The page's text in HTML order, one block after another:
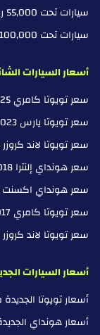
سيارات تحت 55,000 ريال
سيارات تحت 100,000 ريال
أسعار السيارات
سعر تويوتا كامري 2025 في السعودية
سعر تويوتا يارس 2023 في السعودية
سعر تويوتا لاند كروزر 2025 في السعودية
سعر هونداي إلنترا 2018 في السعودية
سعر هونداي اكسنت 2025 في السعودية
سعر تويوتا كامري 2017 في السعودية
سعر تويوتا لاند كروزر 2024 في السعودية
أسعار السيارات
أسعار تويوتا
أسعار هونداي